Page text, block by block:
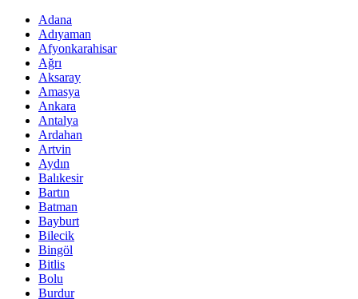
Adana
Adıyaman
Afyonkarahisar
Ağrı
Aksaray
Amasya
Ankara
Antalya
Ardahan
Artvin
Aydın
Balıkesir
Bartın
Batman
Bayburt
Bilecik
Bingöl
Bitlis
Bolu
Burdur